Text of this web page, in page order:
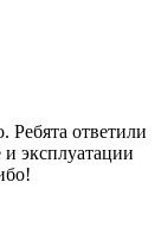
Ребята ответили
эксплуатации